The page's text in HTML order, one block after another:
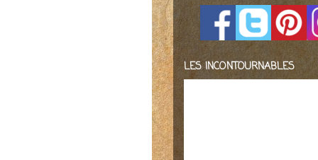
LES INCONTOURNABLES